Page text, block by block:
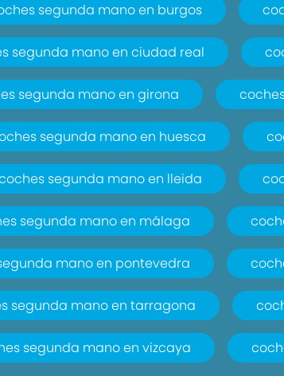
segunda mano en burgos
segunda mano en ciudad real
segunda mano en girona
segunda mano en huesca
segunda mano en lleida
segunda mano en málaga
mano en pontevedra
segunda mano en tarragona
segunda mano en vizcaya